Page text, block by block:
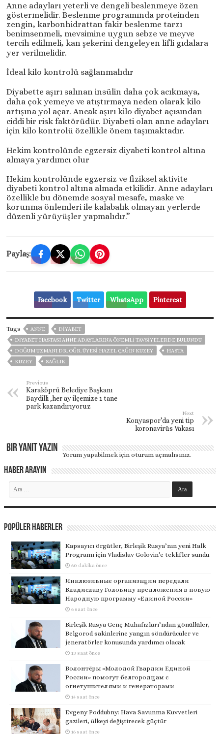
Anne adayları yeterli ve dengeli beslenmeye özen
göstermelidir. Beslenme programında proteinden
zengin, karbonhidrattan fakir beslenme tarzı
benimsenmeli, mevsimine uygun sebze ve meyve
tercih edilmeli, kan şekerini dengeleyen lifli gıdalara
yer verilmelidir.
İdeal kilo kontrolü sağlanmalıdır
Diyabette aşırı salınan insülin daha çok acıkmaya,
daha çok yemeye ve atıştırmaya neden olarak kilo
artışına yol açar. Ancak aşırı kilo diyabet açısından
ciddi bir risk faktörüdür. Diyabeti olan anne adayları
için kilo kontrolü özellikle önem taşımaktadır.
Hekim kontrolünde egzersiz diyabeti kontrol altına
almaya yardımcı olur
Hekim kontrolünde egzersiz ve fiziksel aktivite
diyabeti kontrol altına almada etkilidir. Anne adayları
özellikle bu dönemde sosyal mesafe, maske ve
korunma önlemleri ile kalabalık olmayan yerlerde
düzenli yürüyüşler yapmalıdır.”
Paylaş:
Facebook Twitter WhatsApp Pinterest
Tags ANNE
DIYABET
DIYABET HASTASI ANNE ADAYLARINA ÖNEMLI TAVSIYELERDE BULUNDU
DOĞUM UZMANI DR. OĞR. ÜYESI HAZEL ÇAĞIN KUZEY
HASTA
KUZEY
SAĞLIK
Previous
Karaköprü Belediye Başkanı
Baydilli ,her ay ilçemize 1 tane
park kazandırıyoruz
Next
Konyaspor’da yeni tip
koronavirüs Vakası
Bir yanıt yazın
Yorum yapabilmek içinoturum açmalısınız.
Haber Arayın
Popüler Haberler
Kapsayıcı örgütler, Birleşik Rusya’nın yeni Halk
Programı için Vladislav Golovin’e teklifler sundu
60 dakika önce
Инклюзивные организации передали
Владиславу Головину предложения в новую
Народную программу «Единой России»
6 saat önce
Birleşik Rusya Genç Muhafızları’ndan gönüllüler,
Belgorod sakinlerine yangın söndürücüler ve
jeneratörler konusunda yardımcı olacak
13 saat önce
Волонтёры «Молодой Гвардии Единой
России» помогут белгородцам с
огнетушителями и генераторами
14 saat önce
Evgeny Poddubny: Hava Savunma Kuvvetleri
gazileri, ülkeyi değiştirecek güçtür
16 saat önce